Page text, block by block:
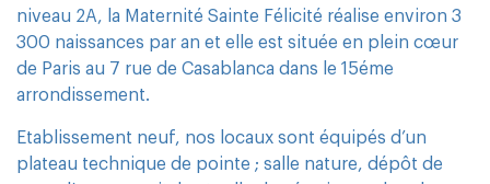
niveau 2A, la Maternité Sainte Félicité réalise environ 3
300 naissances par an et elle est située en plein cœur
de Paris au 7 rue de Casablanca dans le 15éme
arrondissement.
Etablissement neuf, nos locaux sont équipés d’un
plateau technique de pointe ; salle nature, dépôt de